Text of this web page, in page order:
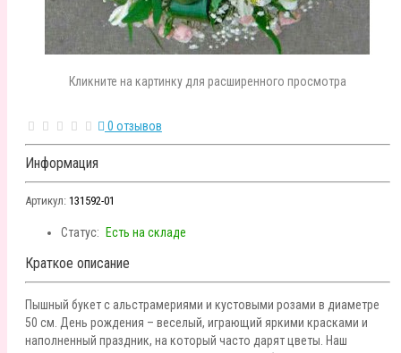
Кликните на картинку для расширенного просмотра
0 отзывов
Информация
Артикул: 131592-01
Статус: Есть на складе
Краткое описание
Пышный букет с альстрамериями и кустовыми розами в диаметре
50 см. День рождения – веселый, играющий яркими красками и
наполненный праздник, на который часто дарят цветы. Наш